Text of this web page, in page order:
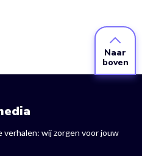
Naar
boven
wij zorgen voor jouw